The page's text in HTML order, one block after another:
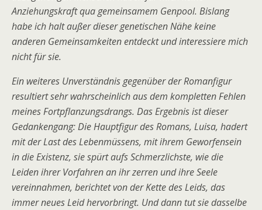
Anziehungskraft qua gemeinsamem Genpool. Bislang
habe ich halt außer dieser genetischen Nähe keine
anderen Gemeinsamkeiten entdeckt und interessiere mich
nicht für sie.
Ein weiteres Unverständnis gegenüber der Romanfigur
resultiert sehr wahrscheinlich aus dem kompletten Fehlen
meines Fortpflanzungsdrangs. Das Ergebnis ist dieser
Gedankengang: Die Hauptfigur des Romans, Luisa, hadert
mit der Last des Lebenmüssens, mit ihrem Geworfensein
in die Existenz, sie spürt aufs Schmerzlichste, wie die
Leiden ihrer Vorfahren an ihr zerren und ihre Seele
vereinnahmen, berichtet von der Kette des Leids, das
immer neues Leid hervorbringt. Und dann tut sie dasselbe